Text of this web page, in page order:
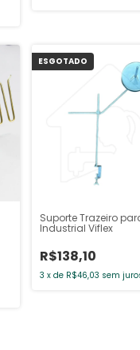
ESGOTADO
Suporte Trazeiro
Industrial Viflex
R$138,10
3 x de R$46,03 sem